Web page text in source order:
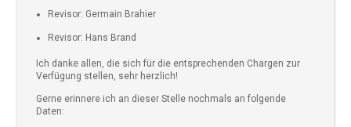
Revisor: Germain Brahier
Revisor: Hans Brand
Ich danke allen, die sich für die entsprechenden Chargen zur
Verfügung stellen, sehr herzlich!
Gerne erinnere ich an dieser Stelle nochmals an folgende
Daten: